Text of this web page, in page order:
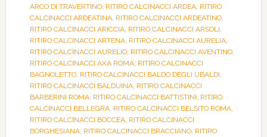
ARCO DI TRAVERTINO, RITIRO CALCINACCI ARDEA, RITIRO
CALCINACCI ARDEATINA, RITIRO CALCINACCI ARDEATINO,
RITIRO CALCINACCI ARICCIA, RITIRO CALCINACCI ARSOLI,
RITIRO CALCINACCI ARTENA, RITIRO CALCINACCI AURELIA,
RITIRO CALCINACCI AURELIO, RITIRO CALCINACCI AVENTINO,
RITIRO CALCINACCI AXA ROMA, RITIRO CALCINACCI
BAGNOLETTO, RITIRO CALCINACCI BALDO DEGLI UBALDI,
RITIRO CALCINACCI BALDUINA, RITIRO CALCINACCI
BARBERINI ROMA, RITIRO CALCINACCI BATTISTINI, RITIRO
CALCINACCI BELLEGRA, RITIRO CALCINACCI BELSITO ROMA,
RITIRO CALCINACCI BOCCEA, RITIRO CALCINACCI
BORGHESIANA, RITIRO CALCINACCI BRACCIANO, RITIRO